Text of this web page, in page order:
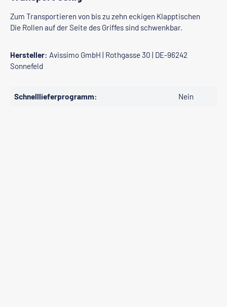
Zum Transportieren von bis zu zehn eckigen Klapptischen
Die Rollen auf der Seite des Griffes sind schwenkbar.
Hersteller: Avissimo GmbH | Rothgasse 30 | DE-96242
Sonnefeld
Schnelllieferprogramm: Nein